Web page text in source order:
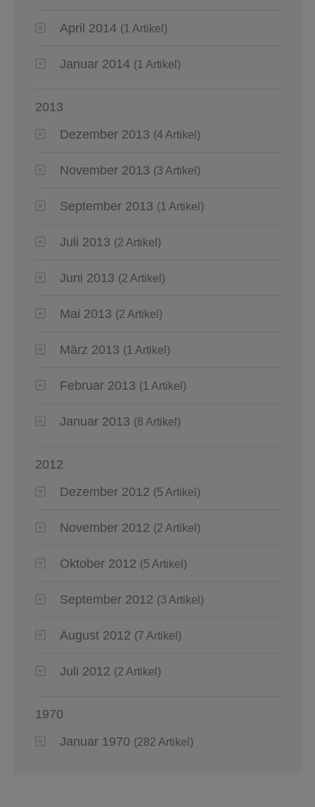
April 2014 (1 Artikel)
Januar 2014 (1 Artikel)
2013
Dezember 2013 (4 Artikel)
November 2013 (3 Artikel)
September 2013 (1 Artikel)
Juli 2013 (2 Artikel)
Juni 2013 (2 Artikel)
Mai 2013 (2 Artikel)
März 2013 (1 Artikel)
Februar 2013 (1 Artikel)
Januar 2013 (8 Artikel)
2012
Dezember 2012 (5 Artikel)
November 2012 (2 Artikel)
Oktober 2012 (5 Artikel)
September 2012 (3 Artikel)
August 2012 (7 Artikel)
Juli 2012 (2 Artikel)
1970
Januar 1970 (282 Artikel)